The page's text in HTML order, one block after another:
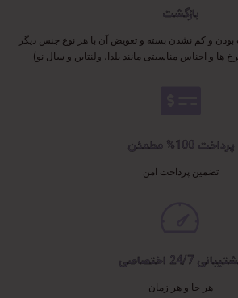
بازگشت
و کم نشدن بسته و تعویض آن با هر نوع جنس دیگر
ها و اجناس مناسبتی مانند یلدا، ولنتاین و سال نو)
پرداخت 100% مطمئن
تضمین پرداخت امن
24/7 اختصاصی
هر جا و هر زمان